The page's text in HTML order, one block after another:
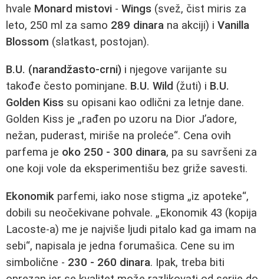
hvale Monard mistovi - Wings (svež, čist miris za
leto, 250 ml za samo 289 dinara na akciji) i Vanilla
Blossom (slatkast, postojan).
B.U. (narandžasto-crni) i njegove varijante su
takođe često pominjane. B.U. Wild (žuti) i B.U.
Golden Kiss su opisani kao odlični za letnje dane.
Golden Kiss je „rađen po uzoru na Dior J’adore,
nežan, puderast, miriše na proleće“. Cena ovih
parfema je oko 250 - 300 dinara, pa su savršeni za
one koji vole da eksperimentišu bez griže savesti.
Ekonomik parfemi, iako nose stigma „iz apoteke“,
dobili su neočekivane pohvale. „Ekonomik 43 (kopija
Lacoste-a) me je najviše ljudi pitalo kad ga imam na
sebi“, napisala je jedna forumašica. Cene su im
simbolične - 230 - 260 dinara. Ipak, treba biti